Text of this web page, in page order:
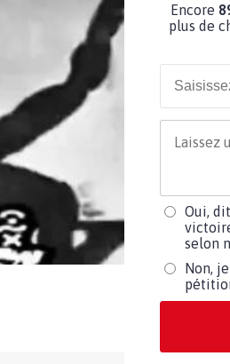
Encore
plus de
Oui,
selon
Non,